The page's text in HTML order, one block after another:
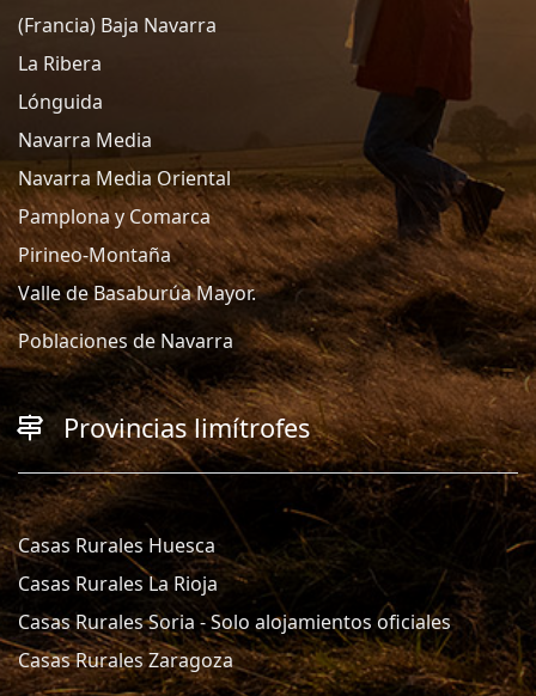
(Francia) Baja Navarra
La Ribera
Lónguida
Navarra Media
Navarra Media Oriental
Pamplona y Comarca
Pirineo-Montaña
Valle de Basaburúa Mayor.
Poblaciones de Navarra
Provincias limítrofes
Casas Rurales Huesca
Casas Rurales La Rioja
Casas Rurales Soria - Solo alojamientos oficiales
Casas Rurales Zaragoza